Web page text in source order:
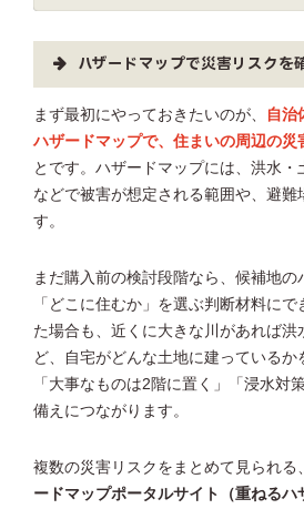
ハザードマップで災害リスクを
まず最初にやっておきたいのが、
自治
ハザードマップで、住まいの周辺の災
とです。ハザードマップには、洪水・
などで被害が想定される範囲や、避難
す。
まだ購入前の検討段階なら、候補地の
「どこに住むか」を選ぶ判断材料に
た場合も、近くに大きな川があれば洪
ど、自宅がどんな土地に建っているか
「大事なものは2階に置く」「浸水対
備えにつながります。
複数の災害リスクをまとめて見られる
ードマップポータルサイト（重ねるハ